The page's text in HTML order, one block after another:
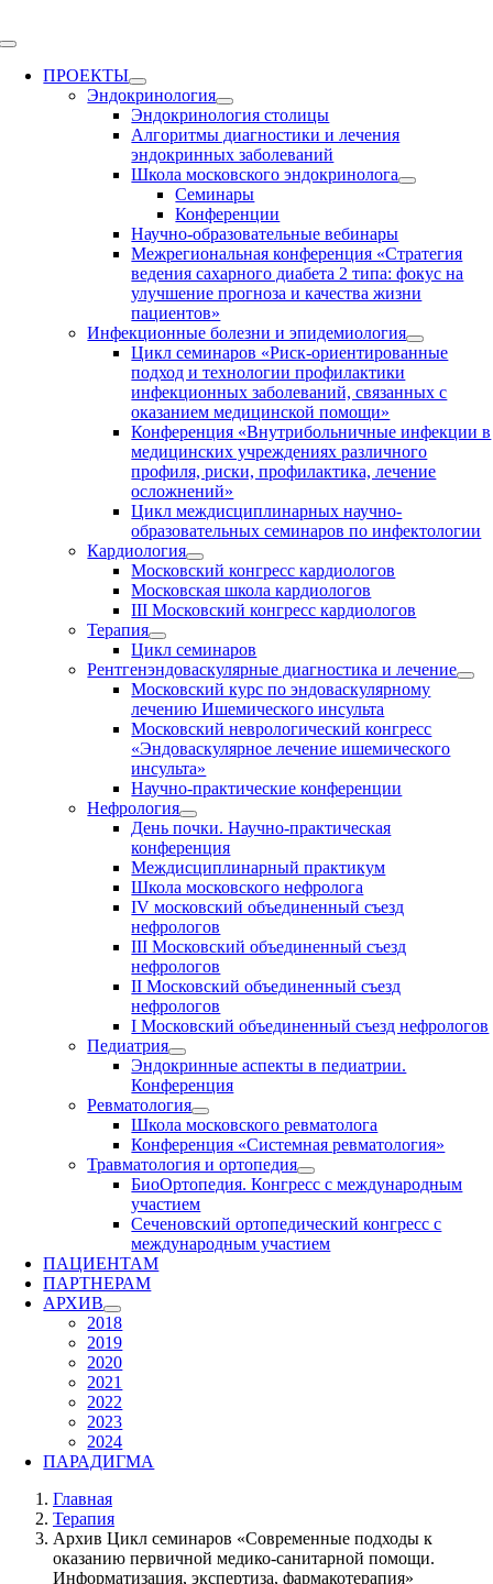
to
Toggle
NavigationПРОЕКТЫ
Эндокринология
Эндокринология столицы
Алгоритмы диагностики и лечения
эндокринных заболеваний
Школа московского эндокринолога
Семинары
Конференции
Научно-образовательные вебинары
Межрегиональная конференция «Стратегия
ведения сахарного диабета 2 типа: фокус на
улучшение прогноза и качества жизни
пациентов»
Инфекционные болезни и эпидемиология
Цикл семинаров «Риск-ориентированные
подход и технологии профилактики
инфекционных заболеваний, связанных с
оказанием медицинской помощи»
Конференция «Внутрибольничные инфекции в
медицинских учреждениях различного
профиля, риски, профилактика, лечение
осложнений»
Цикл междисциплинарных научно-
образовательных семинаров по инфектологии
Кардиология
Московский конгресс кардиологов
Московская школа кардиологов
III Московский конгресс кардиологов
Терапия
Цикл семинаров
Рентгенэндоваскулярные диагностика и лечение
Московский курс по эндоваскулярному
лечению Ишемического инсульта
Московский неврологический конгресс
«Эндоваскулярное лечение ишемического
инсульта»
Научно-практические конференции
Нефрология
День почки. Научно-практическая
конференция
Междисциплинарный практикум
Школа московского нефролога
IV московский объединенный съезд
нефрологов
III Московский объединенный съезд
нефрологов
II Московский объединенный съезд
нефрологов
I Московский объединенный съезд нефрологов
Педиатрия
Эндокринные аспекты в педиатрии.
Конференция
Ревматология
Школа московского ревматолога
Конференция «Системная ревматология»
Травматология и ортопедия
БиоОртопедия. Конгресс с международным
участием
Сеченовский ортопедический конгресс с
международным участием
ПАЦИЕНТАМ
ПАРТНЕРАМ
АРХИВ
2018
2019
2020
2021
2022
2023
2024
ПАРАДИГМА
Главная
Терапия
Архив Цикл семинаров «Современные подходы к
оказанию первичной медико-санитарной помощи.
Информатизация, экспертиза, фармакотерапия»